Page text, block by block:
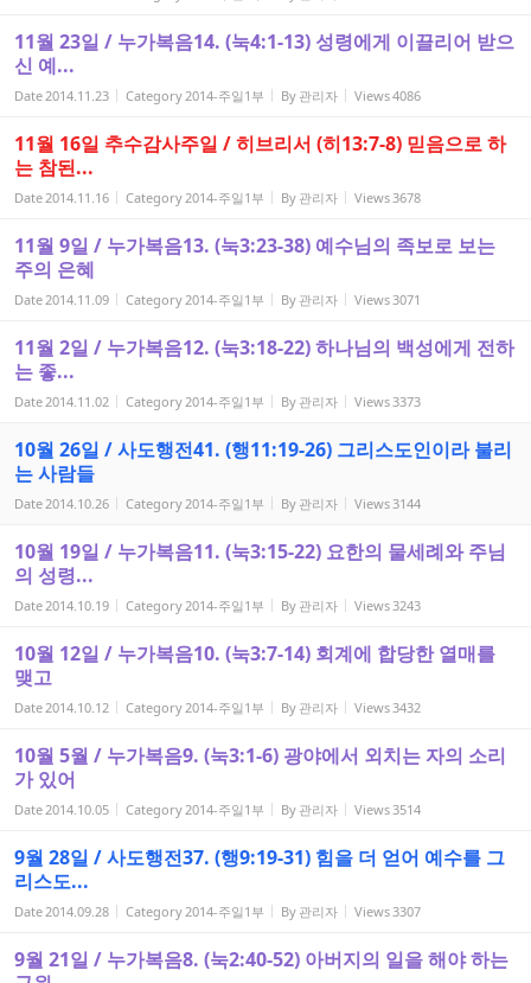
11월 23일 / 누가복음14. (눅4:1-13) 성령에게 이끌리어 받으
신 예...
Date2014.11.23 Category2014-주일1부 By 관리자 Views4086
11월 16일 추수감사주일 / 히브리서 (히13:7-8) 믿음으로 하
는 참된...
Date2014.11.16 Category2014-주일1부 By 관리자 Views3678
11월 9일 / 누가복음13. (눅3:23-38) 예수님의 족보로 보는
주의 은혜
Date2014.11.09 Category2014-주일1부 By 관리자 Views3071
11월 2일 / 누가복음12. (눅3:18-22) 하나님의 백성에게 전하
는 좋...
Date2014.11.02 Category2014-주일1부 By 관리자 Views3373
10월 26일 / 사도행전41. (행11:19-26) 그리스도인이라 불리
는 사람들
Date2014.10.26 Category2014-주일1부 By 관리자 Views3144
10월 19일 / 누가복음11. (눅3:15-22) 요한의 물세례와 주님
의 성령...
Date2014.10.19 Category2014-주일1부 By 관리자 Views3243
10월 12일 / 누가복음10. (눅3:7-14) 회계에 합당한 열매를
맺고
Date2014.10.12 Category2014-주일1부 By 관리자 Views3432
10월 5월 / 누가복음9. (눅3:1-6) 광야에서 외치는 자의 소리
가 있어
Date2014.10.05 Category2014-주일1부 By 관리자 Views3514
9월 28일 / 사도행전37. (행9:19-31) 힘을 더 얻어 예수를 그
리스도...
Date2014.09.28 Category2014-주일1부 By 관리자 Views3307
9월 21일 / 누가복음8. (눅2:40-52) 아버지의 일을 해야 하는